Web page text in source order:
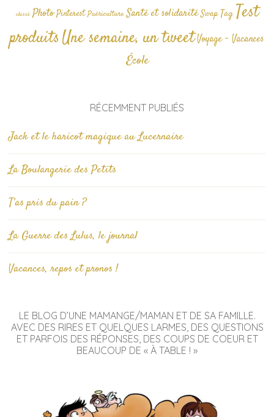
classé Photo Pinterest Puériculture Santé et solidarité Swap TagTest
produitsUne semaine, un tweetVoyage - Vacances
École
RÉCEMMENT PUBLIÉS
Jack et le haricot magique au Lucernaire
La Boulangerie des Petits
T’as pris du pain ?
La Guerre des Lulus, le journal
Vacances, repos et pronos !
LE BLOG D’UNE MAMANGE/MAMAN ET DE SA FAMILLE.
AVEC DES RIRES ET QUELQUES LARMES, DES QUESTIONS
ET PARFOIS DES RÉPONSES, DES COUPS DE COEUR ET
BEAUCOUP DE « À TABLE ! »